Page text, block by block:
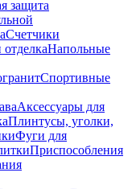
защита
Счетчики
Напольные
Спортивные
Аксессуары для
Плинтусы, уголки,
Фуги для
Приспособления